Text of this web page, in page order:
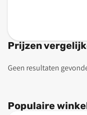
Prijzen
Geen resultaten
Populaire